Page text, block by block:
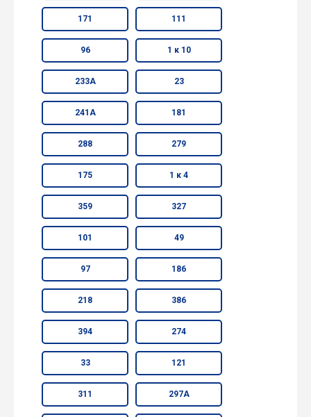
171 111
96 1 к 10
233А 23
241А 181
288 279
175 1 к 4
359 327
101 49
97 186
218 386
394 274
33 121
311 297А